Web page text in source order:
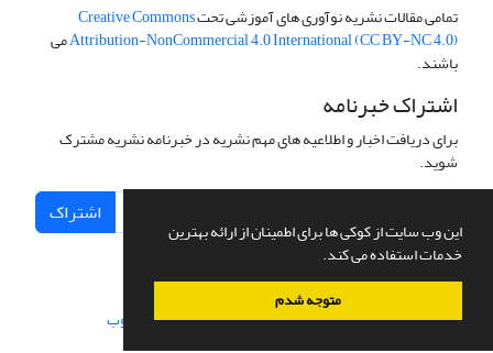
این وب سایت از کوکی ها برای اطمینان از ارائه بهترین
خدمات استفاده می کند.
متوجه شدم
تمامی مقالات نشریه نوآوری های آموزشی تحتCreative Commons
Attribution-NonCommercial 4.0 International (CC BY-NC 4.0)می
باشند.
اشتراک خبرنامه
برای دریافت اخبار و اطلاعیه های مهم نشریه در خبرنامه نشریه مشترک
شوید.
اشتراک
سامانه مدیریت نشریات علمی.طراحی و پیاده سازی از سیناوب